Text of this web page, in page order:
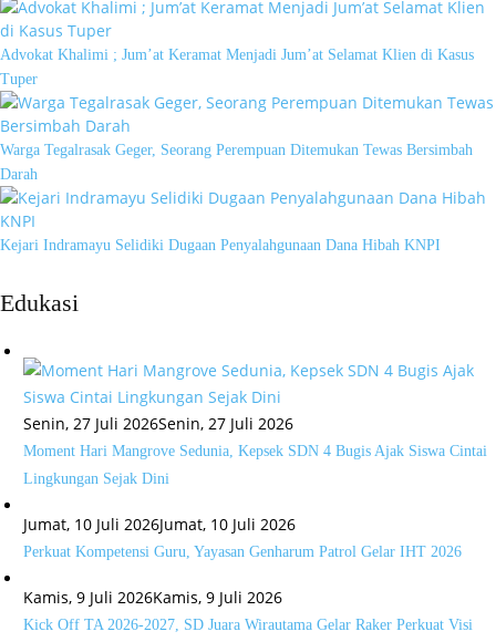
Advokat Khalimi ; Jum’at Keramat Menjadi Jum’at Selamat Klien di Kasus
Tuper
Warga Tegalrasak Geger, Seorang Perempuan Ditemukan Tewas Bersimbah
Darah
Kejari Indramayu Selidiki Dugaan Penyalahgunaan Dana Hibah KNPI
Edukasi
Senin, 27 Juli 2026Senin, 27 Juli 2026
Moment Hari Mangrove Sedunia, Kepsek SDN 4 Bugis Ajak Siswa Cintai
Lingkungan Sejak Dini
Jumat, 10 Juli 2026Jumat, 10 Juli 2026
Perkuat Kompetensi Guru, Yayasan Genharum Patrol Gelar IHT 2026
Kamis, 9 Juli 2026Kamis, 9 Juli 2026
Kick Off TA 2026-2027, SD Juara Wirautama Gelar Raker Perkuat Visi